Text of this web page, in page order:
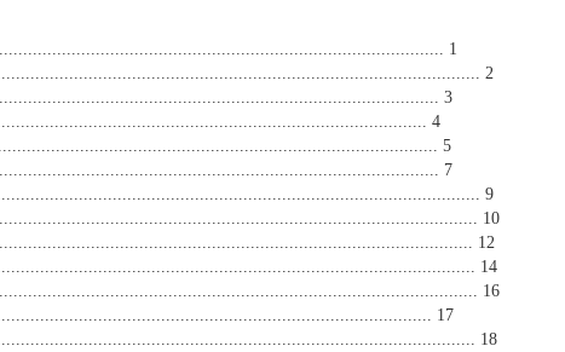
1
2
3
4
5
7
9
10
12
14
16
17
18